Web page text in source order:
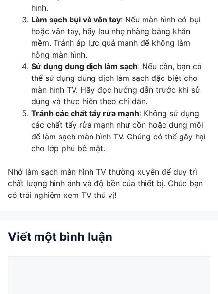
hình.
Làm sạch bụi và vân tay: Nếu màn hình có bụi
hoặc vân tay, hãy lau nhẹ nhàng bằng khăn
mềm. Tránh áp lực quá mạnh để không làm
hỏng màn hình.
Sử dụng dung dịch làm sạch: Nếu cần, bạn có
thể sử dụng dung dịch làm sạch đặc biệt cho
màn hình TV. Hãy đọc hướng dẫn trước khi sử
dụng và thực hiện theo chỉ dẫn.
Tránh các chất tẩy rửa mạnh: Không sử dụng
các chất tẩy rửa mạnh như cồn hoặc dung môi
để làm sạch màn hình TV. Chúng có thể gây hại
cho lớp phủ bề mặt.
Nhớ làm sạch màn hình TV thường xuyên để duy trì
chất lượng hình ảnh và độ bền của thiết bị. Chúc bạn
có trải nghiệm xem TV thú vị!
Viết một bình luận